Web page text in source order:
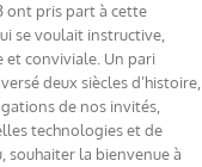
ont pris part à cette
se voulait instructive,
et conviviale. Un pari
deux siècles d’histoire,
de nos invités,
technologies et de
la bienvenue à